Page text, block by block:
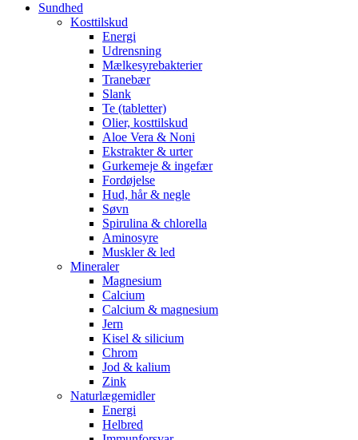
Sundhed
Kosttilskud
Energi
Udrensning
Mælkesyrebakterier
Tranebær
Slank
Te (tabletter)
Olier, kosttilskud
Aloe Vera & Noni
Ekstrakter & urter
Gurkemeje & ingefær
Fordøjelse
Hud, hår & negle
Søvn
Spirulina & chlorella
Aminosyre
Muskler & led
Mineraler
Magnesium
Calcium
Calcium & magnesium
Jern
Kisel & silicium
Chrom
Jod & kalium
Zink
Naturlægemidler
Energi
Helbred